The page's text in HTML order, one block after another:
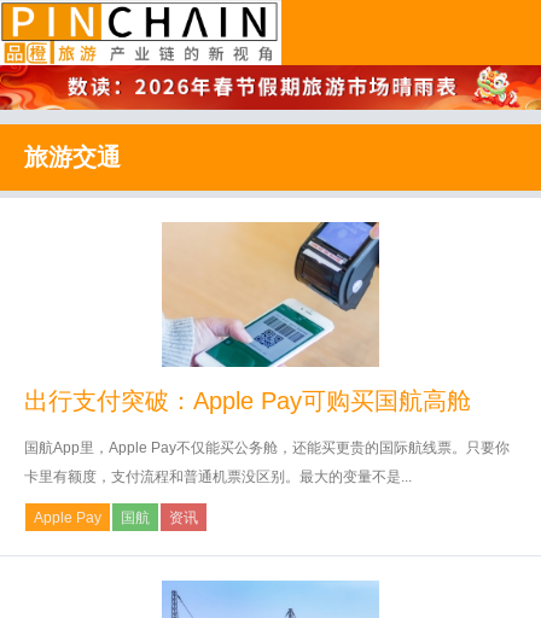
品橙旅游
旅游交通
出行支付突破：Apple Pay可购买国航高舱
国航App里，Apple Pay不仅能买公务舱，还能买更贵的国际航线票。只要你
卡里有额度，支付流程和普通机票没区别。最大的变量不是...
Apple Pay 国航 资讯